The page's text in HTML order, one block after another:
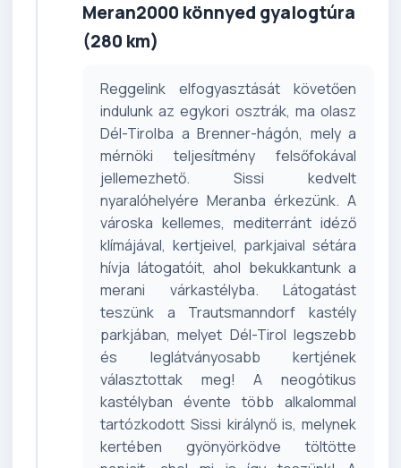
Meran2000 könnyed gyalogtúra
(280 km)
Reggelink elfogyasztását követően
indulunk az egykori osztrák, ma olasz
Dél-Tirolba a Brenner-hágón, mely a
mérnöki teljesítmény felsőfokával
jellemezhető. Sissi kedvelt
nyaralóhelyére Meranba érkezünk. A
városka kellemes, mediterránt idéző
klímájával, kertjeivel, parkjaival sétára
hívja látogatóit, ahol bekukkantunk a
merani várkastélyba. Látogatást
teszünk a Trautsmanndorf kastély
parkjában, melyet Dél-Tirol legszebb
és leglátványosabb kertjének
választottak meg! A neogótikus
kastélyban évente több alkalommal
tartózkodott Sissi királynő is, melynek
kertében gyönyörködve töltötte